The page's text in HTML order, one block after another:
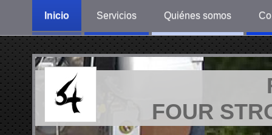
Inicio Servicios Quiénes somos
FOUR